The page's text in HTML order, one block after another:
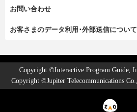
お問い合わせ
お客さまのデータ利用･外部送信について
Copyright ©Interactive Program Guide,
Copyright ©Jupiter Telecommunications